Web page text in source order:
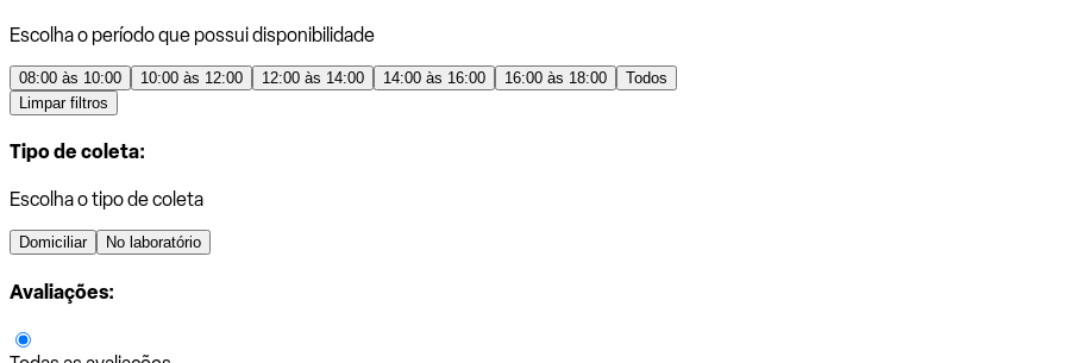
Escolha o período que possui disponibilidade
08:00 às 10:00 10:00 às 12:00 12:00 às 14:00 14:00 às 16:00 16:00 às 18:00
Todos
Limpar filtros
Tipo de coleta:
Escolha o tipo de coleta
Domiciliar No laboratório
Avaliações: